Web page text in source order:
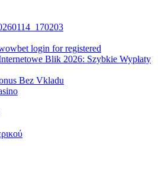
login for registered
Blik 2026: Szybkie Wypłaty
Bez Vkladu